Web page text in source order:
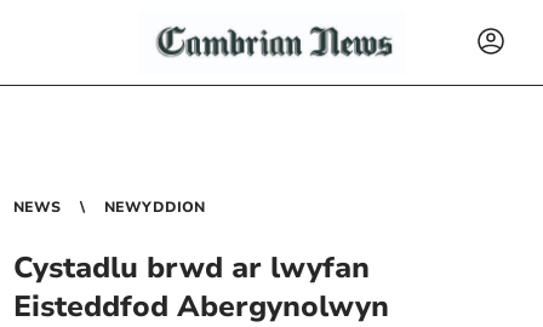
NEWS NEWYDDION
Cystadlu brwd ar lwyfan
Eisteddfod Abergynolwyn